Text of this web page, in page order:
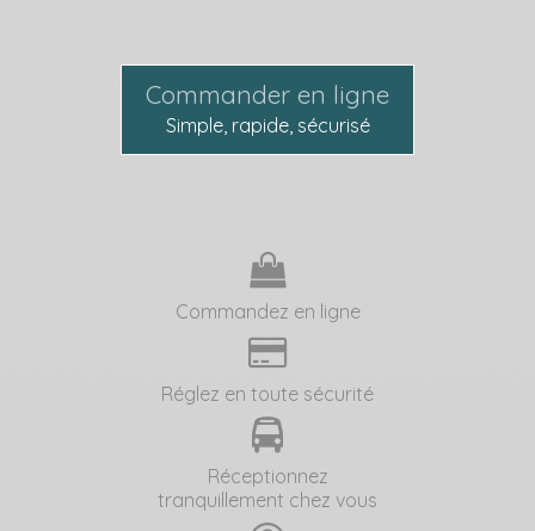
Commander en ligne
Simple, rapide, sécurisé
Commandez en ligne
Réglez en toute sécurité
Réceptionnez
tranquillement chez vous